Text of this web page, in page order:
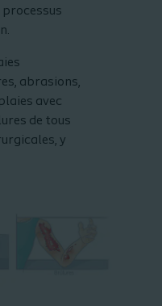
processus
abrasions,
avec
de tous
y